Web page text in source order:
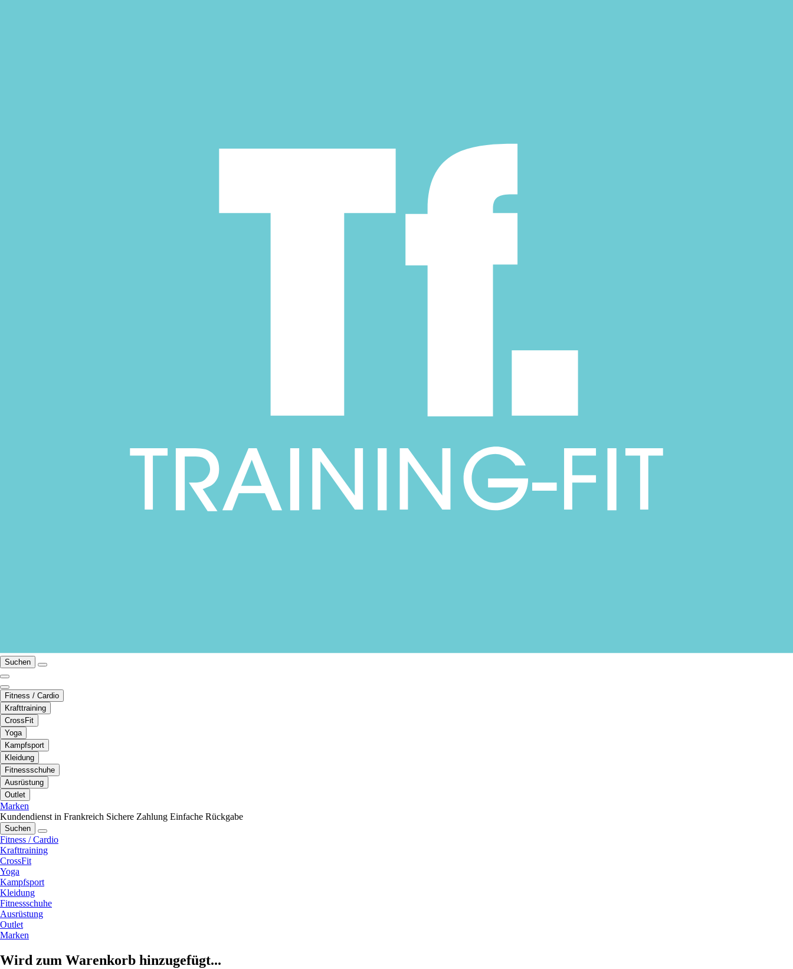
Suchen
Fitness / Cardio
Krafttraining
CrossFit
Yoga
Kampfsport
Kleidung
Fitnessschuhe
Ausrüstung
Outlet
Marken
Kundendienst in Frankreich Sichere Zahlung Einfache Rückgabe
Suchen
Fitness / Cardio
Krafttraining
CrossFit
Yoga
Kampfsport
Kleidung
Fitnessschuhe
Ausrüstung
Outlet
Marken
Wird zum Warenkorb hinzugefügt...